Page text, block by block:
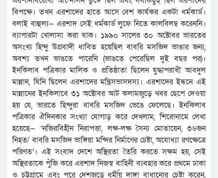
বিপক্ষে। তখন এরশাদের হাতে আসে বেশ কার্যকর একটা ধর্মকার্ড।
বলাই বাহুল্য— এরশাদ সেই ধর্মকার্ড লুফে নিতে কালবিলম্ব করেননি।
ব্যাপারটা খোলাসা করা যাক। ১৯৯০ সালের ৩০ অক্টোবর ভারতের
অসংখ্য হিন্দু উগ্রবাদী ধাবিত হয়েছিল বাবরি মসজিদ ভাঙার জন্য,
অবশ্য তখন ভাঙতে পারেনি (ভাঙতে পেরেছিল দুই বছর পর)।
ইনকিলাব পত্রিকার মালিক ও প্রতিষ্ঠাতা ছিলেন যুদ্ধাপরাধী আবদুল
মান্নান, যিনি ছিলেন এরশাদের মন্ত্রিসভাসদস্য। এরশাদের ইন্ধনে এই
মান্নানের ইনকিলাবে ৩১ অক্টোবর আট কলামজুড়ে খবর ছেপে দেওয়া
হয় যে, ভারতে হিন্দুরা বাবরি মসজিদ ভেঙে ফেলেছে। ইনকিলাব
পত্রিকার ঐদিনকার সংখ্যা যোগাড় করে দেখলাম, শিরোনামে লেখা
হয়েছে— ‘নজিরবিহীন নিরাপত্তা, লক্ষ-লক্ষ সৈন্য মোতায়েন, ৩৬জন
নিহত/ বাবরি মসজিদ ভাঙ্গিয়া মন্দির নির্মাণের চেষ্টা, অযোধ্যা রণক্ষেত্রে
পরিণত’। এই সংবাদ দেশে অস্থিরতা তৈরি করতে সক্ষম হয়, সেই
অস্থিরতাকে পুঁজি করে এরশাদ নিজস্ব বাহিনী ব্যবহার করে প্রথমে ঢাকা
ও চট্টগ্রামে এবং পরে দেশজুড়ে ধর্মীয় দাঙ্গা বাধানোর চেষ্টা করেন,